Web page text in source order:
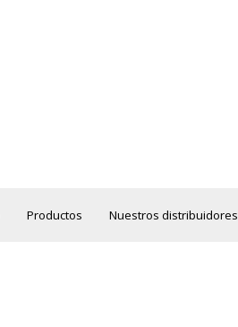
Productos Nuestros distribuidores